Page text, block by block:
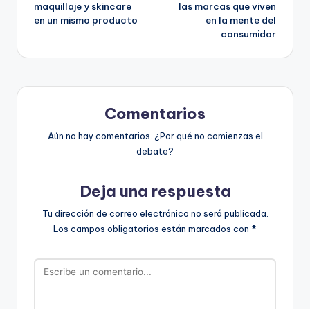
entradas
maquillaje y skincare
en un mismo producto
las marcas que viven
en la mente del
consumidor
Comentarios
Aún no hay comentarios. ¿Por qué no comienzas el
debate?
Deja una respuesta
Tu dirección de correo electrónico no será publicada.
Los campos obligatorios están marcados con *